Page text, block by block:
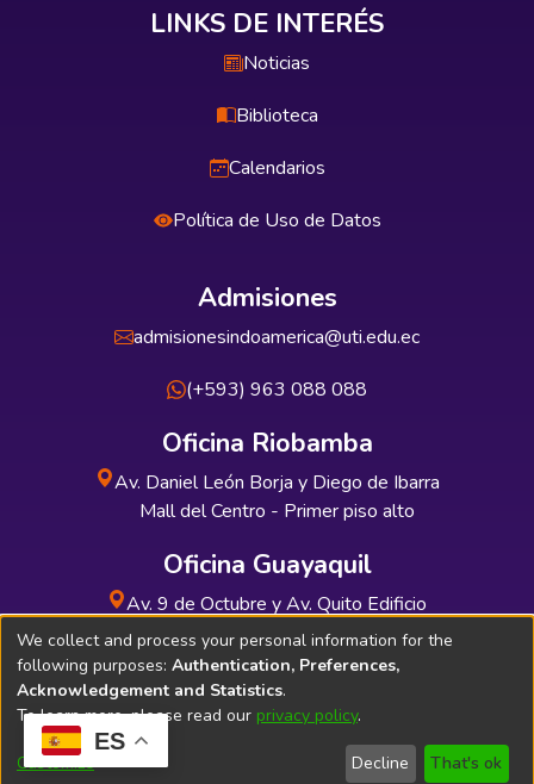
ES
LINKS DE INTERÉS
Noticias
Biblioteca
Calendarios
Política de Uso de Datos
Admisiones
admisionesindoamerica@uti.edu.ec
(+593) 963 088 088
Oficina Riobamba
Av. Daniel León Borja y Diego de Ibarra
Mall del Centro - Primer piso alto
Oficina Guayaquil
Av. 9 de Octubre y Av. Quito Edificio
INDUAUTO - Planta baja
Soporte Técnico Bibliolatino.com
We collect and process your personal information for the
following purposes: Authentication, Preferences,
Acknowledgement and Statistics.
To learn more, please read our privacy policy.
Customize Decline That's ok